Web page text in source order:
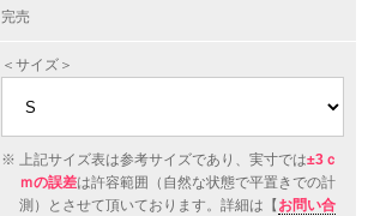
完売
＜サイズ＞
上記サイズ表は参考サイズであり、実寸では±3ｃ
ｍの誤差は許容範囲（自然な状態で平置きでの計
測）とさせて頂いております。詳細は【 お問い合